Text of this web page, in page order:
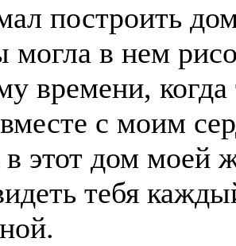
построить
в нем
времени,
вместе с моим
этот дом моей
тебя